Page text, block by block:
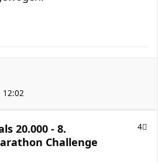
12:02
20.000 - 8.
Challenge
4